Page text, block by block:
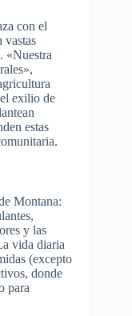
con el
vastas
«Nuestra
exilio de
estas
Montana:
y las
vida diaria
(excepto
donde
para